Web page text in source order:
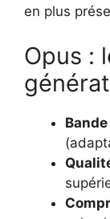
en plus
Opus :